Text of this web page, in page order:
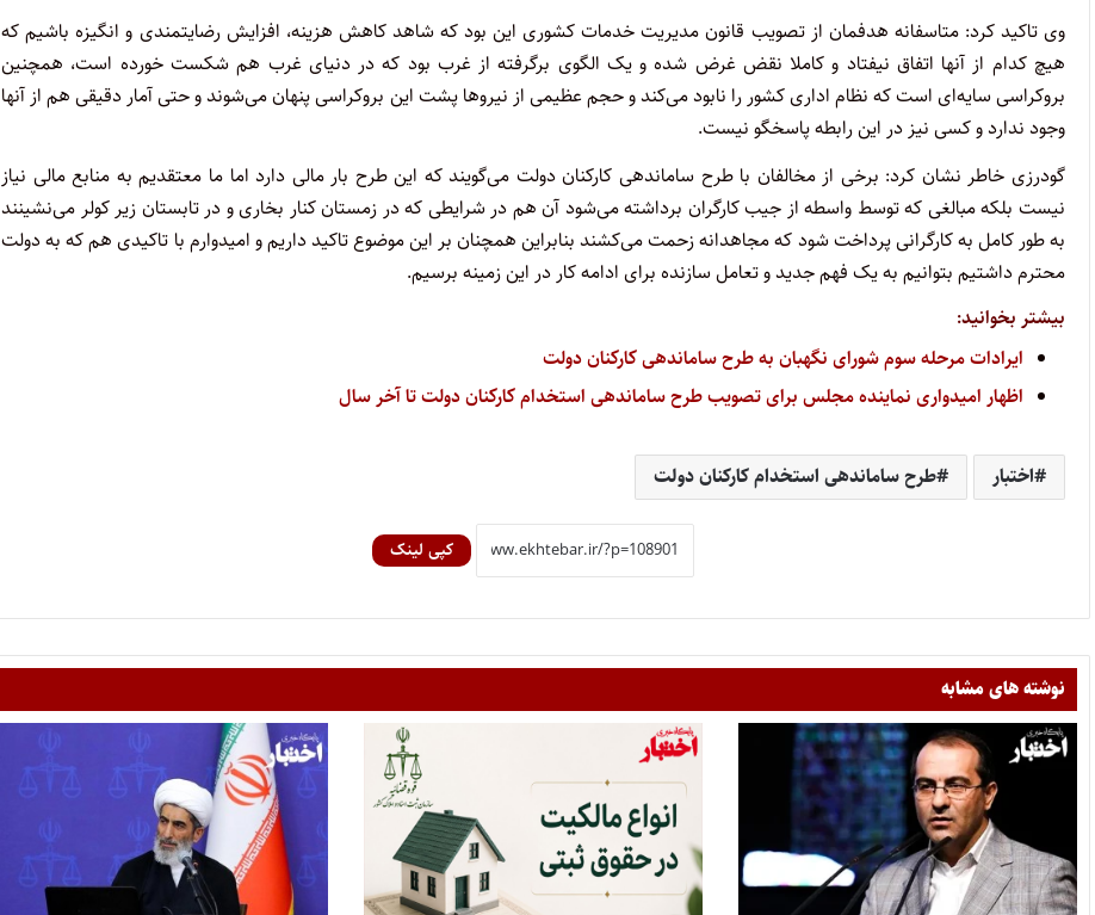
وی تاکید کرد: متاسفانه هدفمان از تصویب قانون مدیریت خدمات کشوری این بود که شاهد کاهش هزینه، افزایش رضایتمندی و انگیزه باشیم که
هیچ کدام از آنها اتفاق نیفتاد و کاملا نقض غرض شده و یک الگوی برگرفته از غرب بود که در دنیای غرب هم شکست خورده است، همچنین
بروکراسی سایه‌ای است که نظام اداری کشور را نابود می‌کند و حجم عظیمی از نیروها پشت این بروکراسی پنهان می‌شوند و حتی آمار دقیقی هم از آنها
وجود ندارد و کسی نیز در این رابطه پاسخگو نیست.
گودرزی خاطر نشان کرد: برخی از مخالفان با طرح ساماندهی کارکنان دولت می‌گویند که این طرح بار مالی دارد اما ما معتقدیم به منابع مالی نیاز
نیست بلکه مبالغی که توسط واسطه از جیب کارگران برداشته می‌شود آن هم در شرایطی که در زمستان کنار بخاری و در تابستان زیر کولر می‌نشینند
به طور کامل به کارگرانی پرداخت شود که مجاهدانه زحمت می‌کشند بنابراین همچنان بر این موضوع تاکید داریم و امیدوارم با تاکیدی هم که به دولت
محترم داشتیم بتوانیم به یک فهم جدید و تعامل سازنده برای ادامه کار در این زمینه برسیم.
بیشتر بخوانید:
ایرادات مرحله سوم شورای نگهبان به طرح ساماندهی کارکنان دولت
اظهار امیدواری نماینده مجلس برای تصویب طرح ساماندهی استخدام کارکنان دولت تا آخر سال
اختبار طرح ساماندهی استخدام کارکنان دولت
کپی لینک
نوشته های مشابه